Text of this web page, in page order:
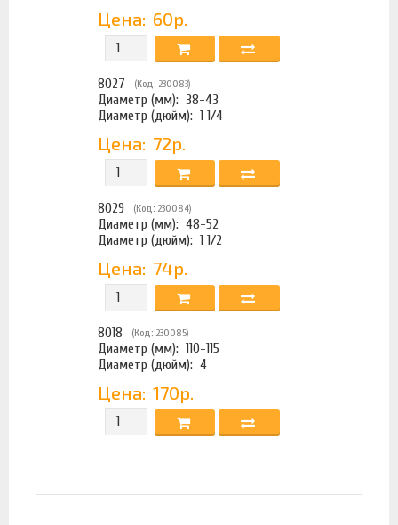
Цена: 60р.
8027 (Код: 230083)
Диаметр (мм): 38-43
Диаметр (дюйм): 1 1/4
Цена: 72р.
8029 (Код: 230084)
Диаметр (мм): 48-52
Диаметр (дюйм): 1 1/2
Цена: 74р.
8018 (Код: 230085)
Диаметр (мм): 110-115
Диаметр (дюйм): 4
Цена: 170р.